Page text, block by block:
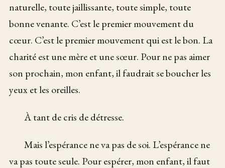
naturelle, toute jaillissante, toute simple, toute
bonne venante. C’est le premier mouvement du
cœur. C’est le premier mouvement qui est le bon. La
charité est une mère et une sœur. Pour ne pas aimer
son prochain, mon enfant, il faudrait se boucher les
yeux et les oreilles.
À tant de cris de détresse.
Mais l’espérance ne va pas de soi. L’espérance ne
va pas toute seule. Pour espérer, mon enfant, il faut